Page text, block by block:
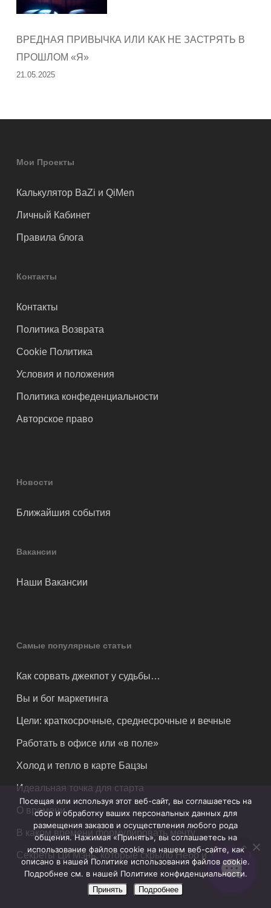
ВРЕДНАЯ ПРИВЫЧКА ИЛИ КАК НЕ ЗАСТРЯТЬ В
ПРОШЛОМ «Я»
21.05.2025
Мои Проекты
Калькулятор BaZi и QiMen
Личный Кабинет
Правила блога
Контакты
Контакты
Политика Возврата
Cookie Политика
Условия и положения
Политика конфеденциальности
Авторское право
Новости
Ближайшия события
Вакансии
Наши Вакансии
Самые популярные статьи
Как сорвать джекпот у судьбы…
Вы и бог маркетинга
Цели: краткосрочные, среднесрочные и вечные
Работать в офисе или «в поле»
Холод и тепло в карте Бацзы
Идеальная точка для старта
О времени
В каком времени формулировать мечту
Секреты Ци Мэнь, которые скрыло Небо и Youtube))
Посещая или используя этот веб-сайт, вы соглашаетесь на
сбор и обработку ваших персональных данных для
размещения заказов и осуществления любого рода
общения. Нажимая «Принять», вы соглашаетесь на
использование файлов cookie на нашем веб-сайте, как
описано в нашей Политике использования файлов cookie.
Подробнее см. в нашей Политике конфиденциальности.
Принять Подробнее